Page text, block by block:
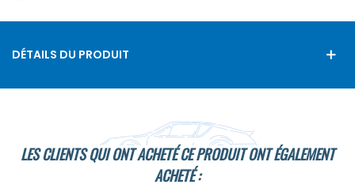
DÉTAILS DU PRODUIT
LES CLIENTS QUI ONT ACHETÉ CE PRODUIT ONT ÉGALEMENT
ACHETÉ :